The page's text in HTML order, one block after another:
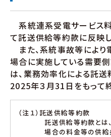
系統連系受電サービス
て託送供給等約款に反映し
また、系統事故等により
場合に実施している需要
は、業務効率化による託
2025年３月31日をもって
（注１）託送供給等約款
託送供給等約款とは
場合の料金等の供給